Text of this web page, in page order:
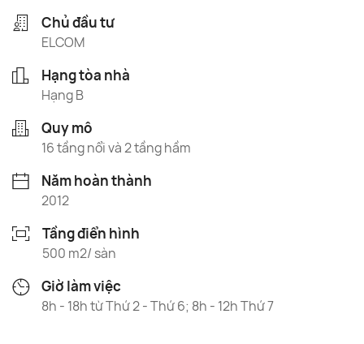
Chủ đầu tư
ELCOM
Hạng tòa nhà
Hạng B
Quy mô
16 tầng nổi và 2 tầng hầm
Năm hoàn thành
2012
Tầng điển hình
500 m2/ sàn
Giờ làm việc
8h - 18h từ Thứ 2 - Thứ 6; 8h - 12h Thứ 7